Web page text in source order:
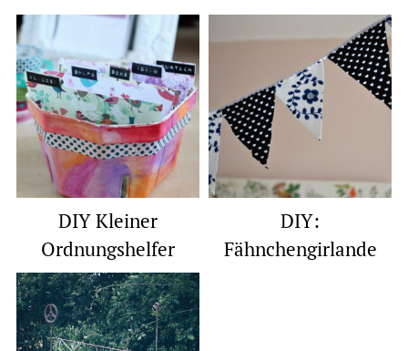
DIY Kleiner
Ordnungshelfer
DIY:
Fähnchengirlande